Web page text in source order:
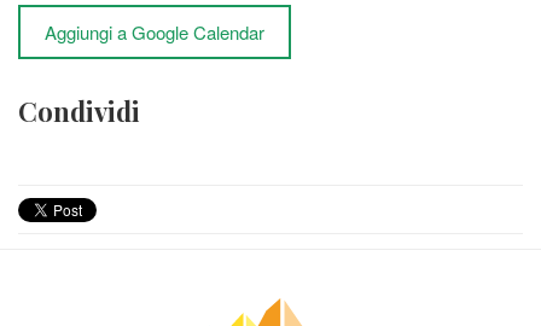
Aggiungi a Google Calendar
Condividi